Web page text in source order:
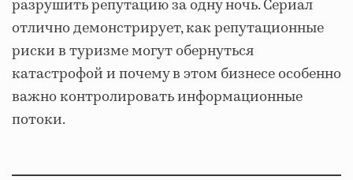
разрушить репутацию за одну ночь. Сериал
отлично демонстрирует, как репутационные
риски в туризме могут обернуться
катастрофой и почему в этом бизнесе особенно
важно контролировать информационные
потоки.